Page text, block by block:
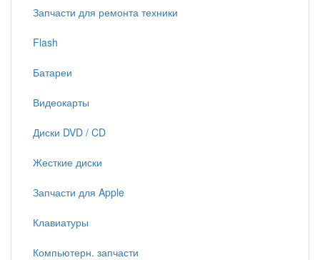
Запчасти для ремонта техники
Flash
Батареи
Видеокарты
Диски DVD / CD
Жесткие диски
Запчасти для Apple
Клавиатуры
Компьютерн. запчасти